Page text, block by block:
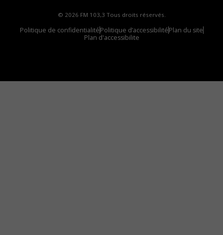
© 2026 FM 103,3 Tous droits réservés.
Politique de confidentialitéPolitique d’accessibilitéPlan du site
Plan d'accessibilite